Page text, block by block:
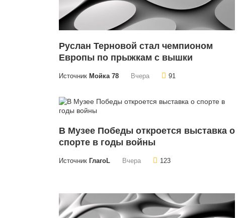
Руслан Терновой стал чемпионом
Европы по прыжкам с вышки
Источник Мойка 78 Вчера 91
В Музее Победы откроется выставка о
спорте в годы войны
Источник ГлагоL Вчера 123